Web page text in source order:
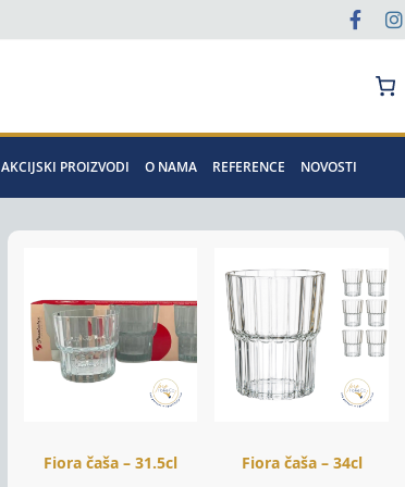
AKCIJSKI PROIZVODI O NAMA REFERENCE NOVOSTI
Fiora čaša – 31.5cl
Fiora čaša – 34cl